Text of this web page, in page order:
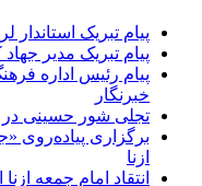
پیام تبریک استاندار
پیام تبریک مدیر
پیام رئیس اداره
خبرنگار
تجلی شور حسینی در
برگزاری پیاده‌روی
ازنا
انتقاد امام جمعه